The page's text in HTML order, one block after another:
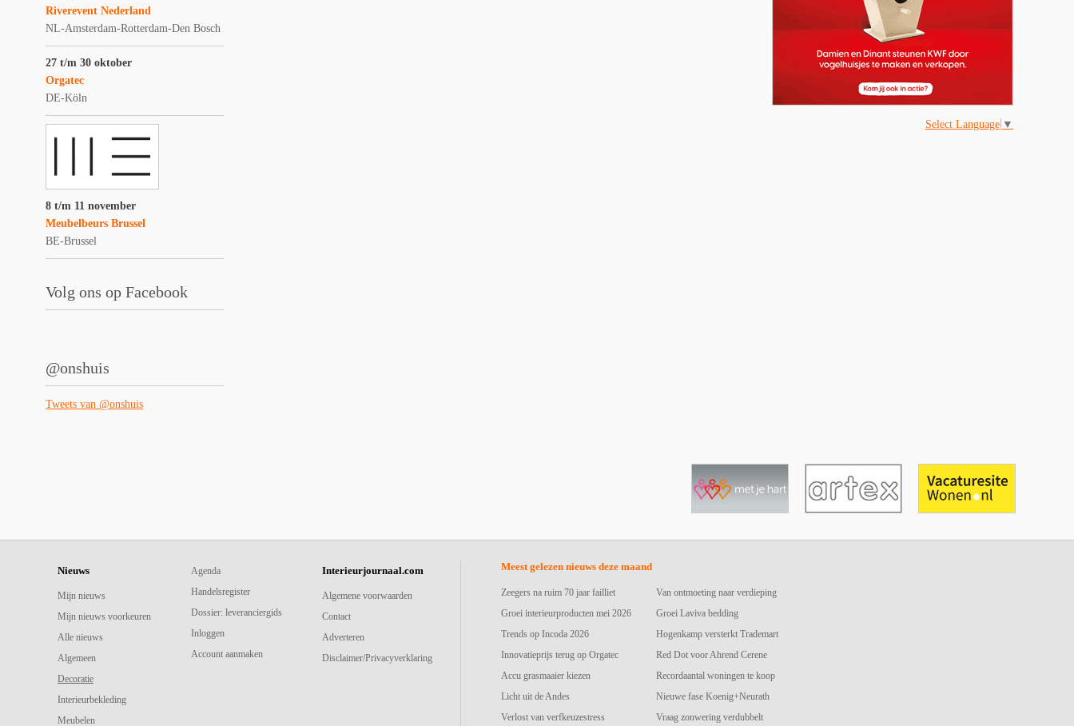
Riverevent Nederland
NL-Amsterdam-Rotterdam-Den Bosch
27 t/m 30 oktober
Orgatec
DE-Köln
8 t/m 11 november
Meubelbeurs Brussel
BE-Brussel
Volg ons op Facebook
@onshuis
Tweets van @onshuis
Select Language ▼
Nieuws
Mijn nieuws
Mijn nieuws voorkeuren
Alle nieuws
Algemeen
Decoratie
Interieurbekleding
Meubelen
Agenda
Handelsregister
Dossier: leveranciergids
Inloggen
Account aanmaken
Interieurjournaal.com
Algemene voorwaarden
Contact
Adverteren
Disclaimer/Privacyverklaring
Meest gelezen nieuws deze maand
Zeegers na ruim 70 jaar failliet
Groei interieurproducten mei 2026
Trends op Incoda 2026
Innovatieprijs terug op Orgatec
Accu grasmaaier kiezen
Licht uit de Andes
Verlost van verfkeuzestress
Van ontmoeting naar verdieping
Groei Laviva bedding
Hogenkamp versterkt Trademart
Red Dot voor Ahrend Cerene
Recordaantal woningen te koop
Nieuwe fase Koenig+Neurath
Vraag zonwering verdubbelt